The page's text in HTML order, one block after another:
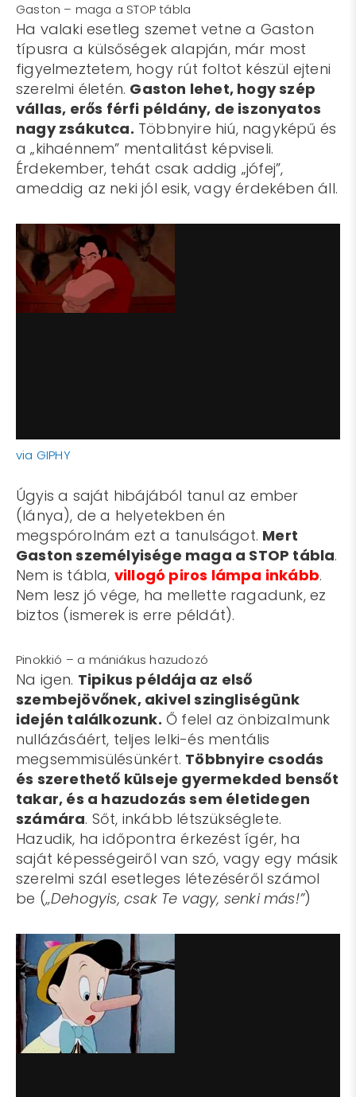
Gaston – maga a STOP tábla
Ha valaki esetleg szemet vetne a Gaston
típusra a külsőségek alapján, már most
figyelmeztetem, hogy rút foltot készül ejteni
szerelmi életén. Gaston lehet, hogy szép
vállas, erős férfi példány, de iszonyatos
nagy zsákutca. Többnyire hiú, nagyképű és
a „kihaénnem” mentalitást képviseli.
Érdekember, tehát csak addig „jófej”,
ameddig az neki jól esik, vagy érdekében áll.
via GIPHY
Úgyis a saját hibájából tanul az ember
(lánya), de a helyetekben én
megspórolnám ezt a tanulságot. Mert
Gaston személyisége maga a STOP tábla.
Nem is tábla, villogó piros lámpa inkább.
Nem lesz jó vége, ha mellette ragadunk, ez
biztos (ismerek is erre példát).
Pinokkió – a mániákus hazudozó
Na igen. Tipikus példája az első
szembejövőnek, akivel szingliségünk
idején találkozunk. Ő felel az önbizalmunk
nullázásáért, teljes lelki-és mentális
megsemmisülésünkért. Többnyire csodás
és szerethető külseje gyermekded bensőt
takar, és a hazudozás sem életidegen
számára. Sőt, inkább létszükséglete.
Hazudik, ha időpontra érkezést ígér, ha
saját képességeiről van szó, vagy egy másik
szerelmi szál esetleges létezéséről számol
be („Dehogyis, csak Te vagy, senki más!”)